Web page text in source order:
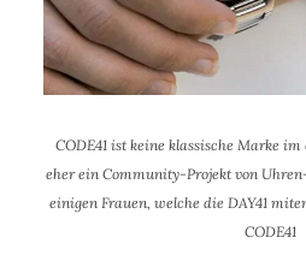
CODE41 ist keine klassische Marke
eher ein Community-Projekt von
einigen Frauen, welche die DAY41
CODE41